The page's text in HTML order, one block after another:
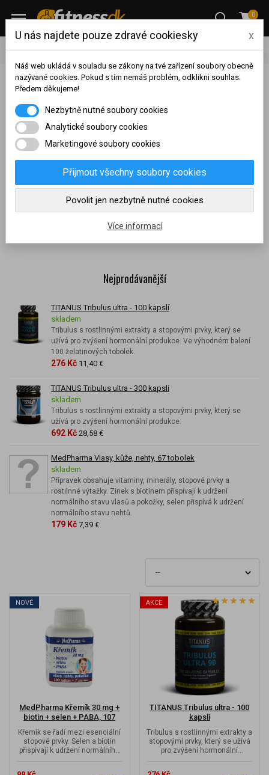
0
Výživa Vitamíny / Antioxidanty Selen
Zobrazit filtraci
Selen
napomáhá k správnému fungování metabolismu a štítné žlázy.
Jednoduchý způsob, jak si udržet pevné zdraví je zařadit selen do
vašeho jídelníčku.Výhodná baleníkapslí nebo tobolek za zajímavé
ceny u nás vždy skladem.
Nejprodávanější
TITANUS Tribulus ultra - 100 kapslí
skladem
Tribulus s rostlinnými extrakty a stopovými prvky, který se
užívá pro zvýšení hormonální produkce. Ve výhodném balení
100 želatinových tobolek.
276 Kč 11,40 €
TITANUS Tribulus ultra - 300 kapslí
skladem
Tribulus s rostlinnými extrakty a stopovými prvky, který se
užívá pro zvýšení hormonální produkce.
692 Kč 28,58 €
MedPharma Vlasy, kůže, nehty, 67 tobolek
skladem
Přípravek obsahuje vitaminy, minerály, stopové prvky a
rostilnné výtažky. Zinek s biotinem přispívají k udržení
normálního stavu vlasů a pokožky, selen přispívá k udržení
normálního stavu nehtů.
179 Kč 7,39 €
NOVÉ
MedPharma Křemík 30 mg +
biotin + selen + PABA, 107
Křemík se řadí mezi esenciální
stopové prvky. Selen a biotin
přispívají k udržení normálního
AKCE
TITANUS Tribulus ultra - 100
kapslí
Tribulus s rostlinnými extrakty a
stopovými prvky, který se užívá
pro zvýšení hormonální
dosaženého obratu za
sledované období, byl váš
účet přeřazen do jiné
skupiny:
U nás najdete pouze zdravé cookiesky x
Náš web ukládá v souladu se zákony na tvé zařízení soubory obecně
nazývané cookies. Pokud s tím nemáš problém, odklikni souhlas.
Předem děkujeme!
Nezbytně nutné soubory cookies
Analytické soubory cookies
Marketingové soubory cookies
Přijmout všechny soubory cookies
Povolit jen nezbytně nutné cookies
Více informací